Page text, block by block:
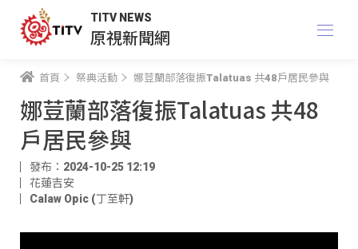
TITV NEWS
原視新聞網
首頁 祭典活動 娜荳蘭部落復振Talatuas 共48戶居民參與
娜荳蘭部落復振Talatuas 共48
戶居民參與
發布：2024-10-25 12:19
花蓮吉安
Calaw Opic (丁至軒)